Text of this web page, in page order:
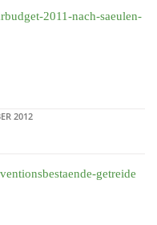
2011-nach-saeulen-
2012
getreide